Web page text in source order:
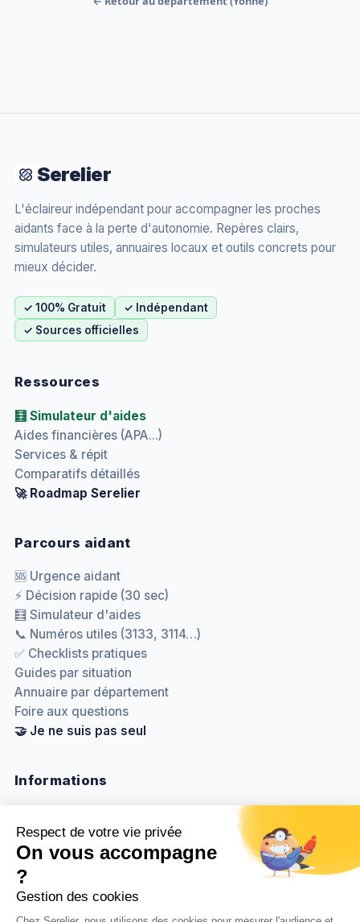
Serelier
L'éclaireur indépendant pour accompagner les proches
aidants face à la perte d'autonomie. Repères clairs,
simulateurs utiles, annuaires locaux et outils concrets pour
mieux décider.
✓ 100% Gratuit
✓ Indépendant
✓ Sources officielles
Ressources
🧮 Simulateur d'aides
Aides financières (APA...)
Services & répit
Comparatifs détaillés
🚀 Roadmap Serelier
Parcours aidant
🆘 Urgence aidant
⚡ Décision rapide (30 sec)
🧮 Simulateur d'aides
📞 Numéros utiles (3133, 3114…)
✅ Checklists pratiques
Guides par situation
Annuaire par département
Foire aux questions
🤝 Je ne suis pas seul
Informations
Méthodologie & sources
Politique de confidentialité
Mentions légales
Gestion des cookies